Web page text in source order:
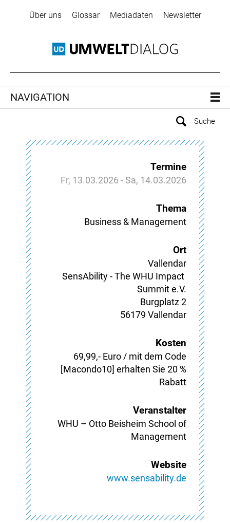
Über uns Glossar Mediadaten Newsletter
NAVIGATION
Termine
Fr, 13.03.2026 - Sa, 14.03.2026
Thema
Business & Management
Ort
Vallendar
SensAbility - The WHU Impact
Summit e.V.
Burgplatz 2
56179 Vallendar
Kosten
69,99,- Euro / mit dem Code
[Macondo10] erhalten Sie 20 %
Rabatt
Veranstalter
WHU – Otto Beisheim School of
Management
Website
www.sensability.de